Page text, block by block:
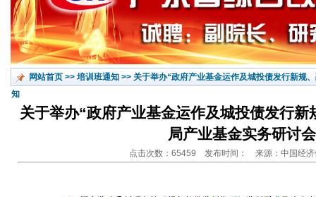
网站首页 >>培训班通知 >> 关于举办“政府产业基金运作及城投债发行新规
知
关于举办“政府产业基金运作及城投债发行
局产业基金实务研讨
点击次数：65459 发布时间： 来源：中国经济